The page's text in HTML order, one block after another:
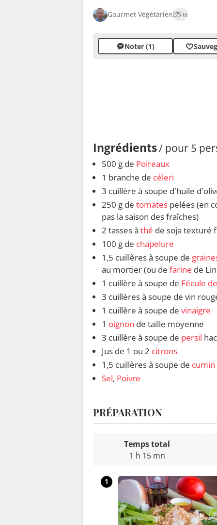
Gourmet Végétarien Site
Noter (1)
Ingrédients/ pour 5
500 g de Poireaux
1 branche de céleri
3 cuillère à soupe d'huile
250 g de tomates pelées (en
pas la saison des fraîches)
2 tasses à thé de soja texturé
100 g de chapelure
1,5 cuillères à soupe de
au mortier (ou de farine de
1 cuillère à soupe de Fécule
3 cuillères à soupe de vin
1 cuillère à soupe de vinaigre
1 oignon de taille moyenne
3 cuillère à soupe de persil
Jus de 1 ou 2 citrons
1,5 cuillères à soupe de cumin
Sel, Poivre
PRÉPARATION
Temps total
1 h 15 mn
1